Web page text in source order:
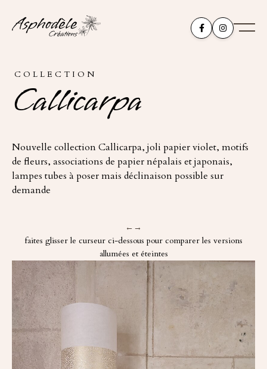
 
COLLECTION
Callicarpa
Nouvelle collection Callicarpa, joli papier violet, motifs
de fleurs, associations de papier népalais et japonais,
lampes tubes à poser mais déclinaison possible sur
demande
←→
faites glisser le curseur ci-dessous pour comparer les versions
allumées et éteintes